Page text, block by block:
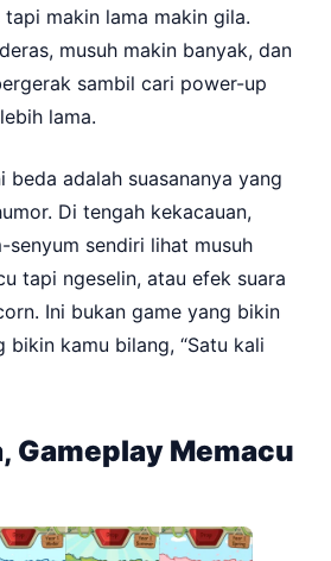
tapi makin lama makin gila.
musuh makin banyak, dan
sambil cari power-up
lama.
beda adalah suasananya yang
Di tengah kekacauan,
senyum sendiri lihat musuh
tapi ngeselin, atau efek suara
Ini bukan game yang bikin
bikin kamu bilang, “Satu kali
Gameplay Memacu